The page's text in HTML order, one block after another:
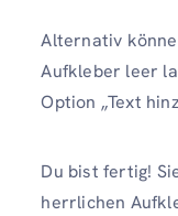
Alternativ
Aufkleber leer
Option „Text
Du bist fertig!
herrlichen